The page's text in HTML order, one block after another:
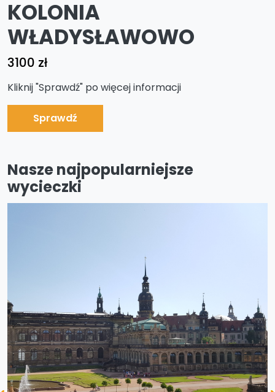
KOLONIA
WŁADYSŁAWOWO
3100 zł
Kliknij "Sprawdź" po więcej informacji
Sprawdź
Nasze najpopularniejsze
wycieczki